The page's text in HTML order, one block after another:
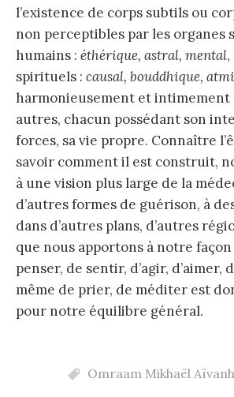
l’existence de corps subtils ou
non perceptibles par les organes
humains : éthérique, astral, mental
spirituels : causal, bouddhique,
harmonieusement et intimement
autres, chacun possédant son
forces, sa vie propre. Connaître
savoir comment il est construit,
à une vision plus large de la
d’autres formes de guérison, à
dans d’autres plans, d’autres
que nous apportons à notre
penser, de sentir, d’agir, d’aimer,
même de prier, de méditer est
pour notre équilibre général.
Omraam Mikhaël